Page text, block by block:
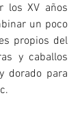
los XV años
un poco
propios del
y caballos
dorado para